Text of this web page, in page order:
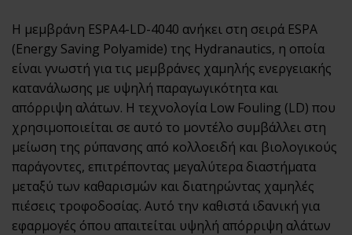
Η μεμβράνη ESPA4-LD-4040 ανήκει στη σειρά ESPA
(Energy Saving Polyamide) της Hydranautics, η οποία
είναι γνωστή για τις μεμβράνες χαμηλής ενεργειακής
κατανάλωσης με υψηλή παραγωγικότητα και
απόρριψη αλάτων. Η τεχνολογία Low Fouling (LD) που
χρησιμοποιείται σε αυτό το μοντέλο συμβάλλει στη
μείωση της ρύπανσης από κολλοειδή και βιολογικούς
παράγοντες, επιτρέποντας μεγαλύτερα διαστήματα
μεταξύ των καθαρισμών και διατηρώντας χαμηλές
πιέσεις τροφοδοσίας. Αυτό την καθιστά ιδανική για
εφαρμογές όπου απαιτείται υψηλή απόρριψη αλάτων